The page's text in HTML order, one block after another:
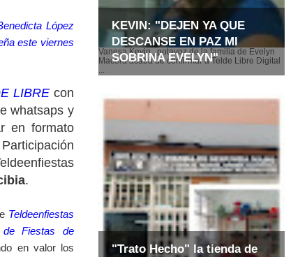
KEVIN: "DEJEN YA QUE
DESCANSE EN PAZ MI
SOBRINA EVELYN"
Vanesa Kevin , potavoz de la familia de Evelyn
Macera acaba de confirmar a Telde Libre Digital
"Trato Hecho" la tienda de
López
este viernes
LIBREcon
whatsaps y
en formato
.
Teldeenfiestas
de Fiestas de
en valor los